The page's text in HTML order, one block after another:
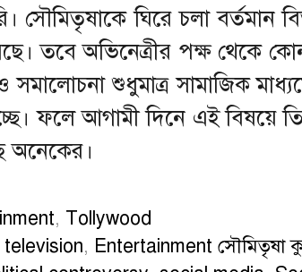
সৌমিতৃষাকে ঘিরে চলা
তবে অভিনেত্রীর পক্ষ থেকে
সমালোচনা শুধুমাত্র সামাজিক
ফলে আগামী দিনে এই বিষয়ে
অনেকের।
, Tollywood
, Entertainment সৌমিতৃষা